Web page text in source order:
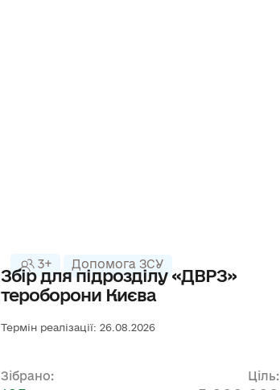
3+ Допомога ЗСУ
Збір для підрозділу «ДВРЗ»
тероборони Києва
Термін реалізації: 26.08.2026
Зібрано: Ціль: